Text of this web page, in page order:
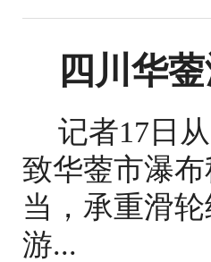
四川华
记者17日
致华蓥市瀑
当，承重滑
游...